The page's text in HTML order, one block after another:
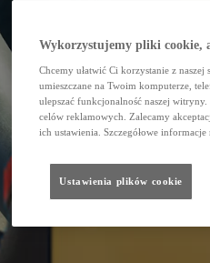
Wykorzystujemy pliki cookie,
Chcemy ułatwić Ci korzystanie z
umieszczane na Twoim komputerze,
ulepszać funkcjonalność naszej witryny.
celów reklamowych. Zalecamy
ich ustawienia. Szczegółowe informacje
Ustawienia plików cookie